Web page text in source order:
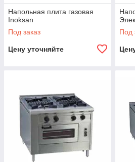
Напольная плита газовая
Inoksan
Под заказ
Цену уточняйте
Под